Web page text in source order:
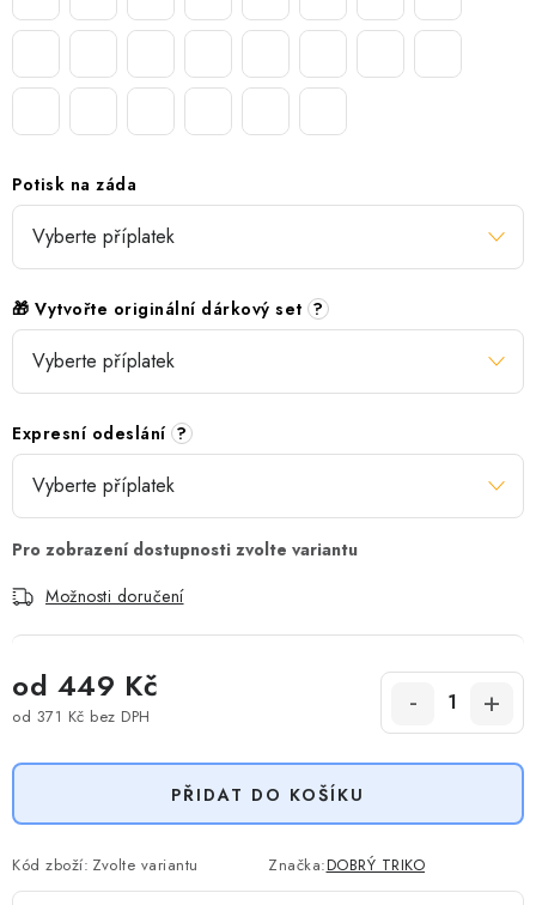
Potisk na záda
🎁 Vytvořte originální dárkový set ?
Expresní odeslání ?
Možnosti doručení
od 449 Kč
od 371 Kč bez DPH
PŘIDAT DO KOŠÍKU
Kód zboží: Zvolte variantu Značka:DOBRÝ TRIKO